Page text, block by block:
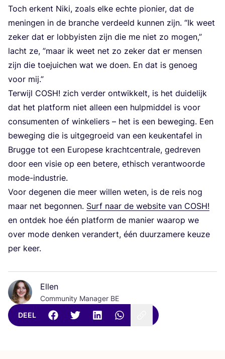
Toch erkent Niki, zoals elke ech­te pio­nier, dat de
menin­gen in de bran­che ver­deeld kun­nen zijn. “Ik weet
zeker dat er lob­by­is­ten zijn die me niet zo mogen,”
lacht ze, ”maar ik weet net zo zeker dat er men­sen
zijn die toe­jui­chen wat we doen. En dat is genoeg
voor mij.”
Ter­wijl COSH! zich ver­der ont­wik­kelt, is het dui­de­lijk
dat het plat­form niet alleen een hulp­mid­del is voor
con­su­men­ten of win­ke­liers – het is een bewe­ging. Een
bewe­ging die is uit­ge­groeid van een keu­ken­ta­fel in
Brug­ge tot een Euro­pe­se kracht­cen­tra­le, gedre­ven
door een visie op een bete­re, ethisch ver­ant­woor­de
mode-industrie.
Voor dege­nen die meer wil­len weten, is de reis nog
maar net begon­nen. Surf naar de web­si­te van COSH!
en ont­dek hoe één plat­form de manier waar­op we
over mode den­ken ver­an­dert, één duur­za­me­re keu­ze
per keer.
Ellen
Community Manager BE
DEEL